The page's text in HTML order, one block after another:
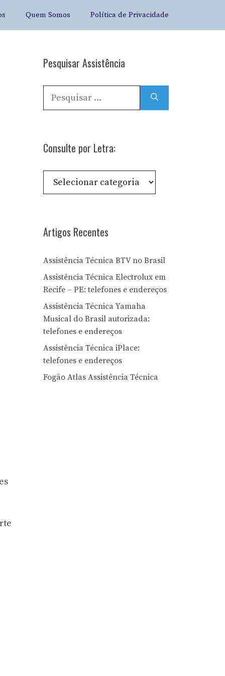
Quem Somos Política de Privacidade
Pesquisar Assistência
Pesquisar
por:
Consulte por Letra:
Consulte
Artigos Recentes
Assistência Técnica BTV no Brasil
Assistência Técnica Electrolux em
Recife – PE: telefones e endereços
Assistência Técnica Yamaha
Musical do Brasil autorizada:
telefones e endereços
Assistência Técnica iPlace:
telefones e endereços
Fogão Atlas Assistência Técnica